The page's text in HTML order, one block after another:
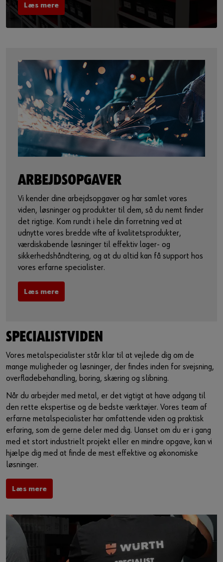
Læs mere
ARBEJDSOPGAVER
Vi kender dine arbejdsopgaver og har samlet vores
viden, løsninger og produkter til dem, så du nemt finder
det rigtige. Kom rundt i hele din forretning ved at
udnytte vores bredde vifte af kvalitetsprodukter,
værdiskabende løsninger til effektiv lager- og
sikkerhedshåndtering, og at du altid kan få support hos
vores erfarne specialister.
Læs mere
SPECIALISTVIDEN
Vores metalspecialister står klar til at vejlede dig om de
mange muligheder og løsninger, der findes inden for svejsning,
overfladebehandling, boring, skæring og slibning.
Når du arbejder med metal, er det vigtigt at have adgang til
den rette ekspertise og de bedste værktøjer. Vores team af
erfarne metalspecialister har omfattende viden og praktisk
erfaring, som de gerne deler med dig. Uanset om du er i gang
med et stort industrielt projekt eller en mindre opgave, kan vi
hjælpe dig med at finde de mest effektive og økonomiske
løsninger.
Læs mere